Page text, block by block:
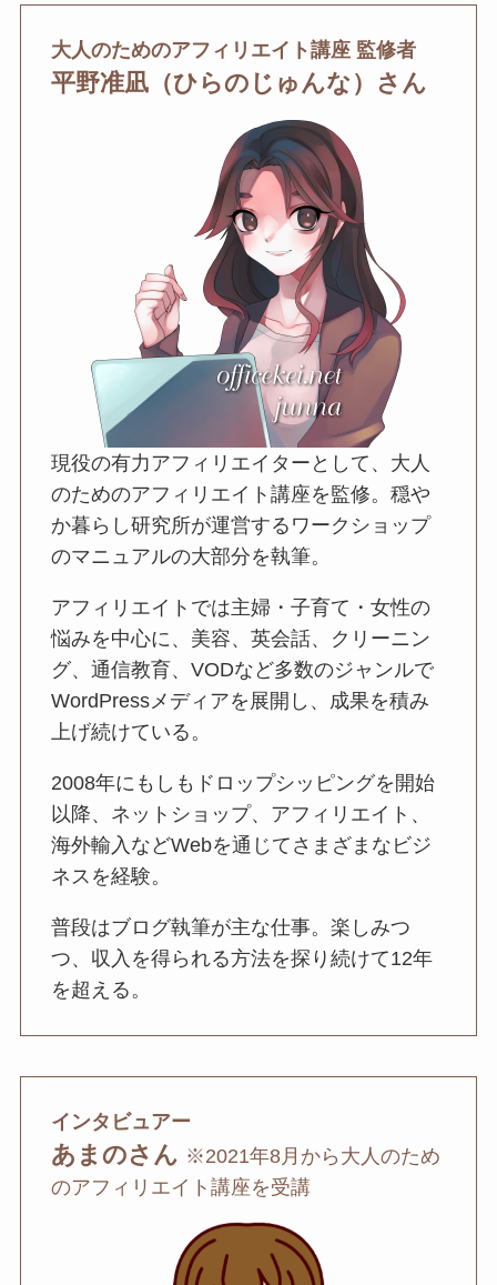
大人のためのアフィリエイト講座 監修者
平野准凪（ひらのじゅんな）さん
現役の有力アフィリエイターとして、大人
のためのアフィリエイト講座を監修。穏や
か暮らし研究所が運営するワークショップ
のマニュアルの大部分を執筆。
アフィリエイトでは主婦・子育て・女性の
悩みを中心に、美容、英会話、クリーニン
グ、通信教育、VODなど多数のジャンルで
WordPressメディアを展開し、成果を積み
上げ続けている。
2008年にもしもドロップシッピングを開始
以降、ネットショップ、アフィリエイト、
海外輸入などWebを通じてさまざまなビジ
ネスを経験。
普段はブログ執筆が主な仕事。楽しみつ
つ、収入を得られる方法を探り続けて12年
を超える。
インタビュアー
あまのさん ※2021年8月から大人のため
のアフィリエイト講座を受講